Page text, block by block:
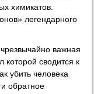
химикатов.
легендарного
важная
сводится к
убить человека
обратное